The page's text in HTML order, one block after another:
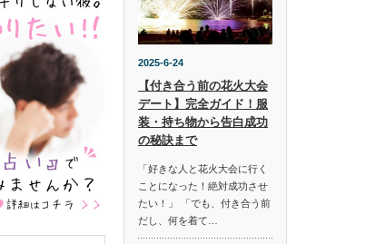
2025-6-24
【付き合う前の花火大会
デート】完全ガイド！服
装・持ち物から告白成功
の秘訣まで
「好きな人と花火大会に行く
ことになった！絶対成功させ
たい！」 「でも、付き合う前
だし、何を着て…